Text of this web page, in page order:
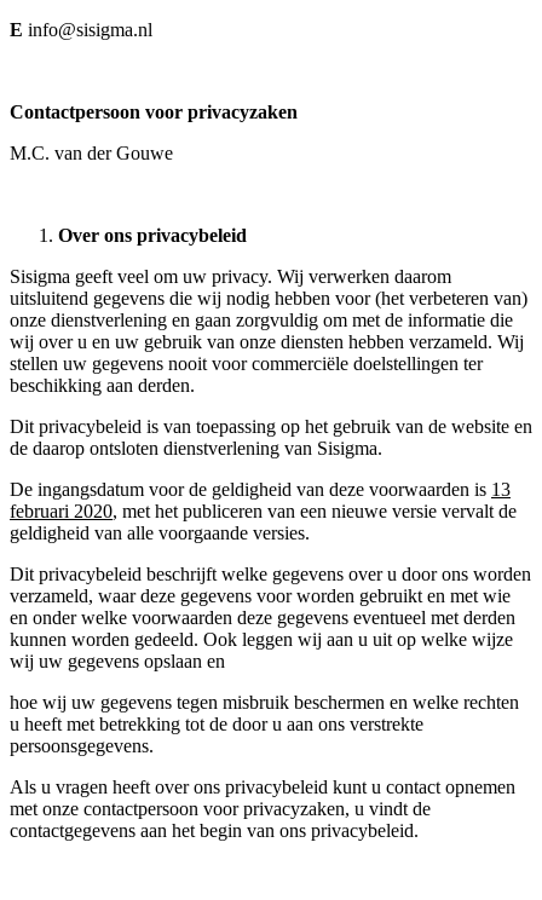
E info@sisigma.nl
Contactpersoon voor privacyzaken
M.C. van der Gouwe
Over ons privacybeleid
Sisigma geeft veel om uw privacy. Wij verwerken daarom
uitsluitend gegevens die wij nodig hebben voor (het verbeteren van)
onze dienstverlening en gaan zorgvuldig om met de informatie die
wij over u en uw gebruik van onze diensten hebben verzameld. Wij
stellen uw gegevens nooit voor commerciële doelstellingen ter
beschikking aan derden.
Dit privacybeleid is van toepassing op het gebruik van de website en
de daarop ontsloten dienstverlening van Sisigma.
De ingangsdatum voor de geldigheid van deze voorwaarden is 13
februari 2020, met het publiceren van een nieuwe versie vervalt de
geldigheid van alle voorgaande versies.
Dit privacybeleid beschrijft welke gegevens over u door ons worden
verzameld, waar deze gegevens voor worden gebruikt en met wie
en onder welke voorwaarden deze gegevens eventueel met derden
kunnen worden gedeeld. Ook leggen wij aan u uit op welke wijze
wij uw gegevens opslaan en
hoe wij uw gegevens tegen misbruik beschermen en welke rechten
u heeft met betrekking tot de door u aan ons verstrekte
persoonsgegevens.
Als u vragen heeft over ons privacybeleid kunt u contact opnemen
met onze contactpersoon voor privacyzaken, u vindt de
contactgegevens aan het begin van ons privacybeleid.